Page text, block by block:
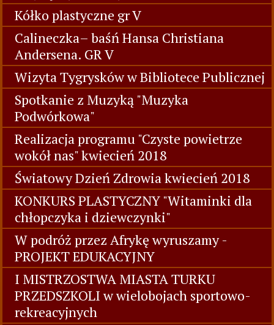
Kółko plastyczne gr V
Calineczka– baśń Hansa Christiana
Andersena. GR V
Wizyta Tygrysków w Bibliotece Publicznej
Spotkanie z Muzyką "Muzyka
Podwórkowa"
Realizacja programu "Czyste powietrze
wokół nas" kwiecień 2018
Światowy Dzień Zdrowia kwiecień 2018
KONKURS PLASTYCZNY "Witaminki dla
chłopczyka i dziewczynki"
W podróż przez Afrykę wyruszamy -
PROJEKT EDUKACYJNY
I MISTRZOSTWA MIASTA TURKU
PRZEDSZKOLI w wielobojach sportowo-
rekreacyjnych